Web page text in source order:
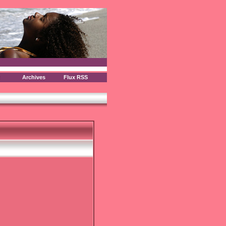
Archives Flux RSS